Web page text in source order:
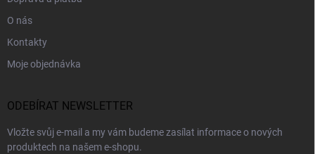
O nás
Kontakty
Moje objednávka
ODEBÍRAT NEWSLETTER
Vložte svůj e-mail a my vám budeme zasílat informace o nových
produktech na našem e-shopu.